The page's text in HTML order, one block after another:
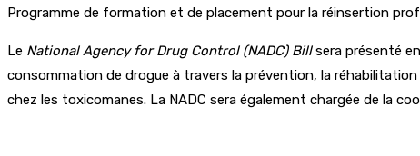
Programme de formation et de placement pour la réinsertion
Le National Agency for Drug Control (NADC) Billsera présenté
consommation de drogue à travers la prévention, la
chez les toxicomanes. La NADC sera également chargée de la